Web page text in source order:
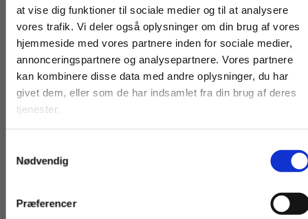
at vise dig funktioner til sociale medier og til at analysere
vores trafik. Vi deler også oplysninger om din brug af vores
hjemmeside med vores partnere inden for sociale medier,
annonceringspartnere og analysepartnere. Vores partnere
kan kombinere disse data med andre oplysninger, du har
givet dem, eller som de har indsamlet fra din brug af deres
tjenester.
Nødvendig
Præferencer
Andre har også købt
For privatkunder og
studerende. Du får
vist priser inkl.
For institutioner og
virksomheder. Du
får vist priser ekskl.